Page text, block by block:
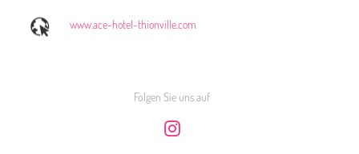
www.ace-hotel-thionville.com
Folgen Sie uns auf